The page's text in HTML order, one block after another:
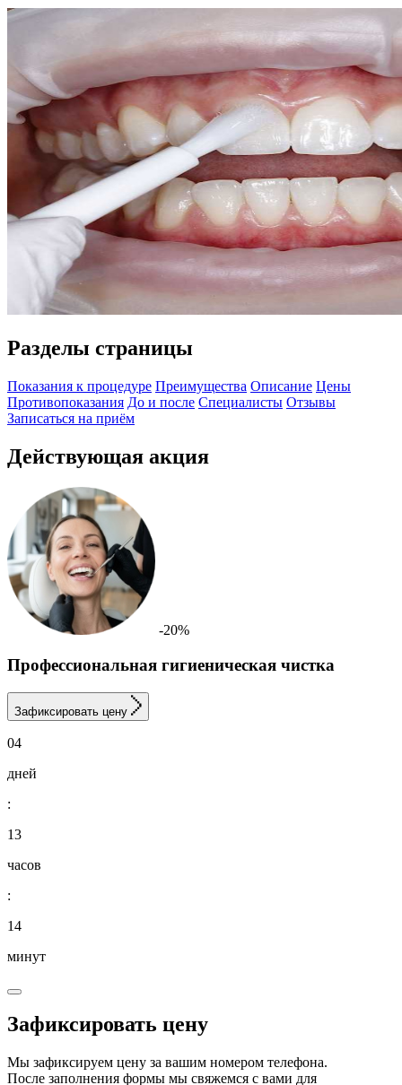
Разделы страницы
Показания к процедуре Преимущества Описание Цены
Противопоказания До и после Специалисты Отзывы
Записаться на приём
Действующая акция
-20%
Профессиональная гигиеническая чистка
Зафиксировать цену
04
дней
:
13
часов
:
14
минут
Зафиксировать цену
Мы зафиксируем цену за вашим номером телефона.
После заполнения формы мы свяжемся с вами для